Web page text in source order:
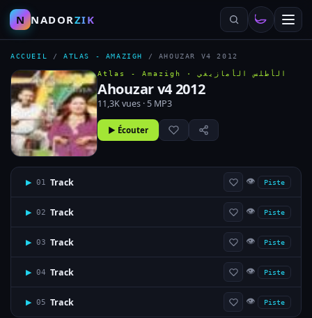
N NADORZIK
ACCUEIL /ATLAS - AMAZIGH / AHOUZAR V4 2012
Atlas - Amazigh · الأطلس الأمازيغي
Ahouzar v4 2012
11,3K vues · 5 MP3
▶ Écouter
▶ 01 Track 👁 Piste
▶ 02 Track 👁 Piste
▶ 03 Track 👁 Piste
▶ 04 Track 👁 Piste
▶ 05 Track 👁 Piste